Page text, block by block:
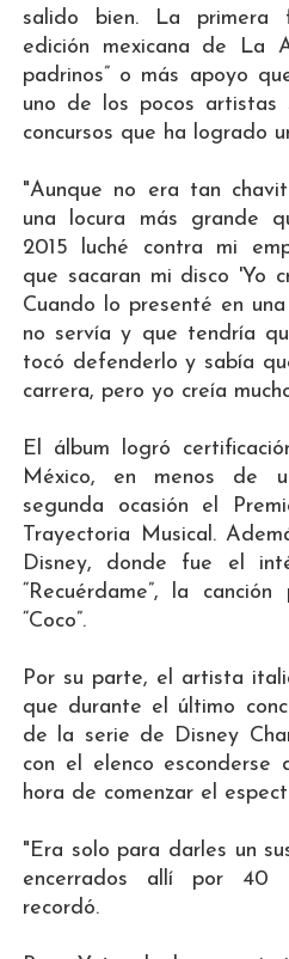
salido bien. La primera
edición mexicana de La
padrinos” o más apoyo
uno de los pocos
concursos que ha logrado
"Aunque no era tan
una locura más grande
2015 luché contra mi
que sacaran mi disco 'Yo
Cuando lo presenté en
no servía y que tendría
tocó defenderlo y sabía
carrera, pero yo creía
El álbum logró
México, en menos de
segunda ocasión el
Trayectoria Musical.
Disney, donde fue el
“Recuérdame”, la
“Coco”.
Por su parte, el artista
que durante el último
de la serie de Disney
con el elenco
hora de comenzar el
"Era solo para darles un
encerrados allí por 40
recordó.